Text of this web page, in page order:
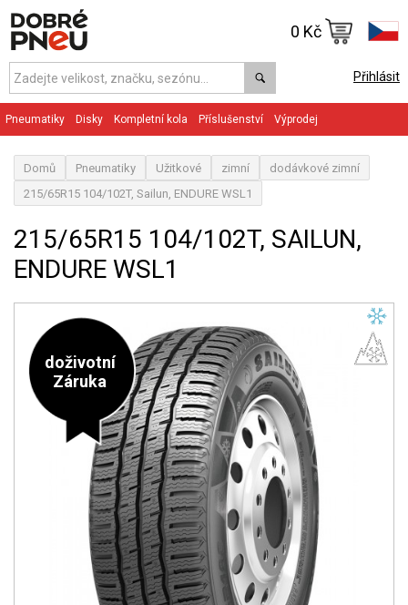
Přihlásit
0 Kč
Pneumatiky Disky Kompletní kola Příslušenství Výprodej
Domů Pneumatiky Užitkové zimní
dodávkové zimní
215/65R15 104/102T, Sailun, ENDURE WSL1
215/65R15 104/102T, SAILUN,
ENDURE WSL1
doživotní
Záruka